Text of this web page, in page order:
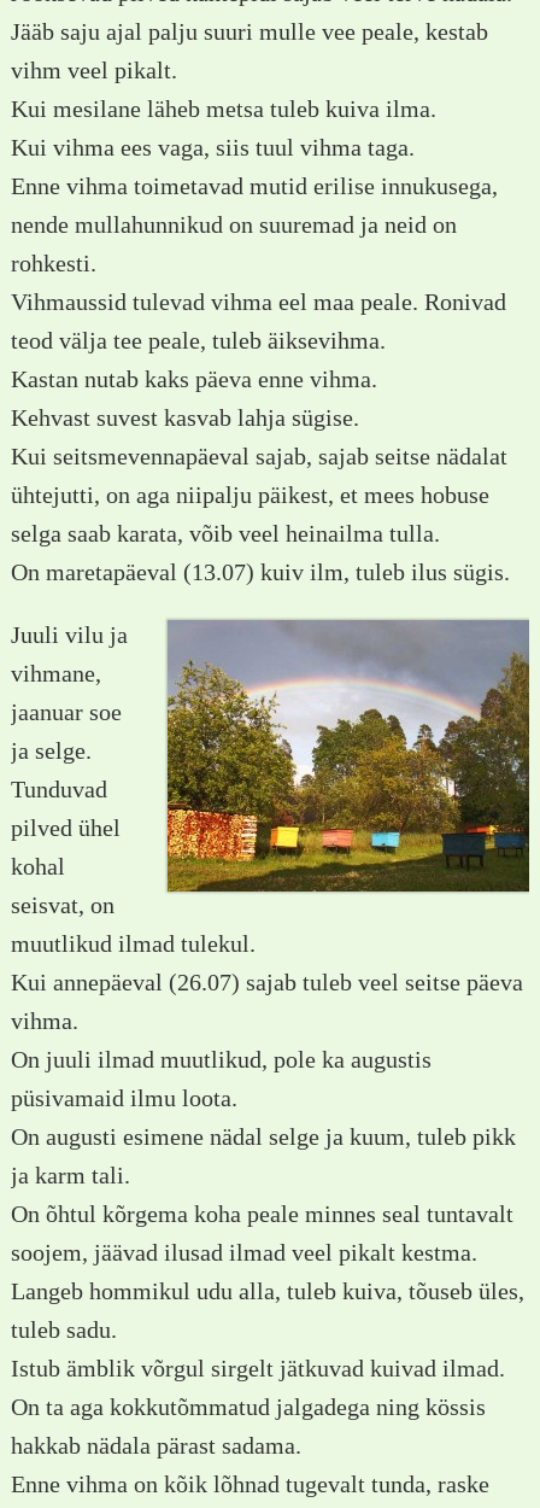
Jääb saju ajal palju suuri mulle vee peale, kestab
vihm veel pikalt.
Kui mesilane läheb metsa tuleb kuiva ilma.
Kui vihma ees vaga, siis tuul vihma taga.
Enne vihma toimetavad mutid erilise innukusega,
nende mullahunnikud on suuremad ja neid on
rohkesti.
Vihmaussid tulevad vihma eel maa peale. Ronivad
teod välja tee peale, tuleb äiksevihma.
Kastan nutab kaks päeva enne vihma.
Kehvast suvest kasvab lahja sügise.
Kui seitsmevennapäeval sajab, sajab seitse nädalat
ühtejutti, on aga niipalju päikest, et mees hobuse
selga saab karata, võib veel heinailma tulla.
On maretapäeval (13.07) kuiv ilm, tuleb ilus sügis.
Juuli vilu ja
vihmane,
jaanuar soe
ja selge.
Tunduvad
pilved ühel
kohal
seisvat, on
muutlikud ilmad tulekul.
Kui annepäeval (26.07) sajab tuleb veel seitse päeva
vihma.
On juuli ilmad muutlikud, pole ka augustis
püsivamaid ilmu loota.
On augusti esimene nädal selge ja kuum, tuleb pikk
ja karm tali.
On õhtul kõrgema koha peale minnes seal tuntavalt
soojem, jäävad ilusad ilmad veel pikalt kestma.
Langeb hommikul udu alla, tuleb kuiva, tõuseb üles,
tuleb sadu.
Istub ämblik võrgul sirgelt jätkuvad kuivad ilmad.
On ta aga kokkutõmmatud jalgadega ning kössis
hakkab nädala pärast sadama.
Enne vihma on kõik lõhnad tugevalt tunda, raske